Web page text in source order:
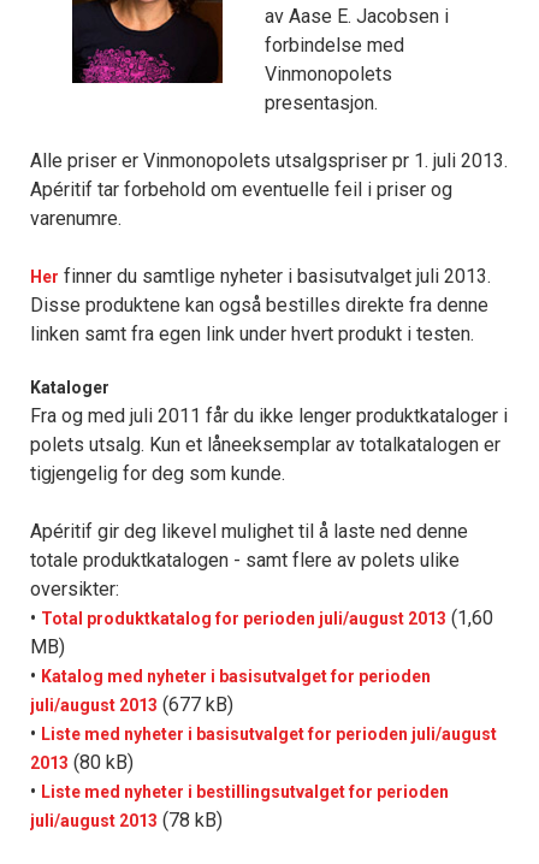
av Aase E. Jacobsen i
forbindelse med
Vinmonopolets
presentasjon.
Alle priser er Vinmonopolets utsalgspriser pr 1. juli 2013.
Apéritif tar forbehold om eventuelle feil i priser og
varenumre.
Her finner du samtlige nyheter i basisutvalget juli 2013.
Disse produktene kan også bestilles direkte fra denne
linken samt fra egen link under hvert produkt i testen.
Kataloger
Fra og med juli 2011 får du ikke lenger produktkataloger i
polets utsalg. Kun et låneeksemplar av totalkatalogen er
tigjengelig for deg som kunde.
Apéritif gir deg likevel mulighet til å laste ned denne
totale produktkatalogen - samt flere av polets ulike
oversikter:
• Total produktkatalog for perioden juli/august 2013 (1,60
MB)
• Katalog med nyheter i basisutvalget for perioden
juli/august 2013 (677 kB)
• Liste med nyheter i basisutvalget for perioden juli/august
2013 (80 kB)
• Liste med nyheter i bestillingsutvalget for perioden
juli/august 2013 (78 kB)